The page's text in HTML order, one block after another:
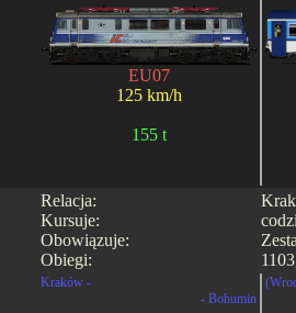
EU07
125 km/h
155 t
Relacja:
Kursuje:
Obowiązuje:
Obiegi:
Kraków -
- Bohumin